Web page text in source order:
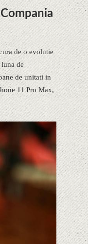
de o evolutie
de
de unitati in
11 Pro Max,